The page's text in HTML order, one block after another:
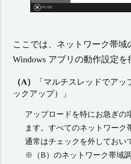
ここでは、ネットワーク帯域
Windows アプリの動作設定を
（A）
「マルチスレッドでア
ックアップ）」
アップロードを特にお急ぎの
ます。すべてのネットワーク
通常はチェックを外しておい
※（B）のネットワーク帯域